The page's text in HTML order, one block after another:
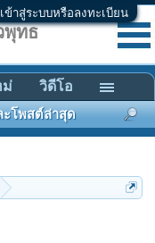
เข้าสู่ระบบหรือลงทะเบียน
ทธ
ะโพสต์ล่าสุด
ม่ วิดีโอ